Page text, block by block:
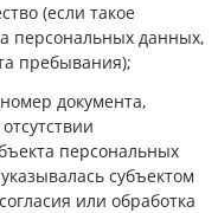
(если такое
персональных данных,
пребывания);
документа,
персональных
субъектом
или обработка